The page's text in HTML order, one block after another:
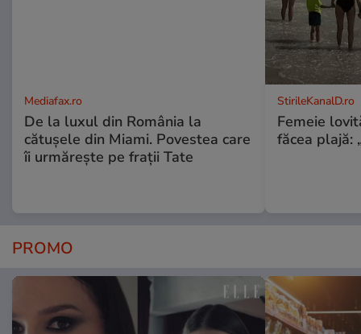
Mediafax.ro
De la luxul din România la
cătușele din Miami. Povestea care
îi urmărește pe frații Tate
StirileKanalD.ro
Femeie
făcea plajă:
PROMO